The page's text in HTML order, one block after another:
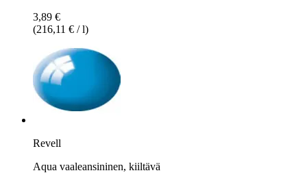
3,89 €
(216,11 € / l)
Revell
Aqua vaaleansininen, kiiltävä